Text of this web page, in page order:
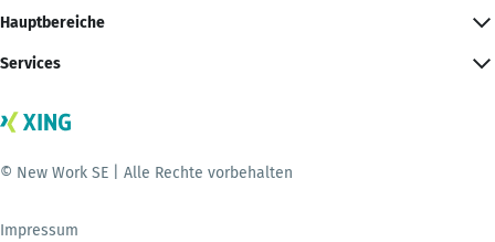
Hauptbereiche
Services
© New Work SE | Alle Rechte vorbehalten
Impressum